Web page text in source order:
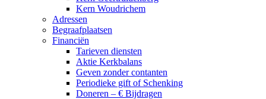
Kern Woudrichem
Adressen
Begraafplaatsen
Financiën
Tarieven diensten
Aktie Kerkbalans
Geven zonder contanten
Periodieke gift of Schenking
Doneren – € Bijdragen